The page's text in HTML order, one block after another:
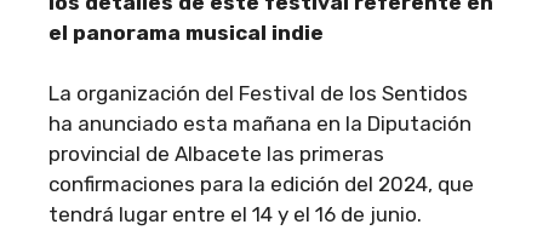
el panorama musical indie
La organización del Festival de los Sentidos
ha anunciado esta mañana en la Diputación
provincial de Albacete las primeras
confirmaciones para la edición del 2024, que
tendrá lugar entre el 14 y el 16 de junio.